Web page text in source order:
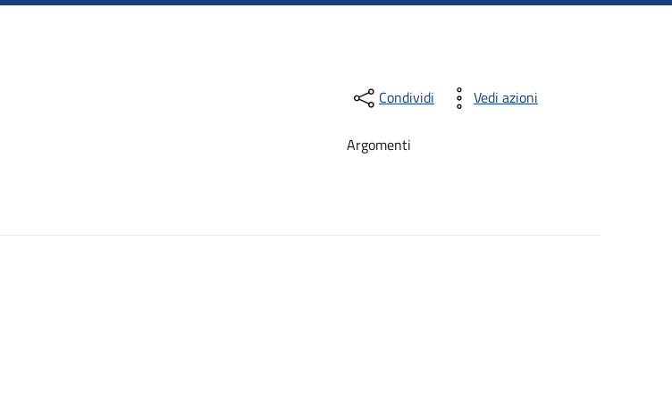
Condividi Vedi azioni
Argomenti